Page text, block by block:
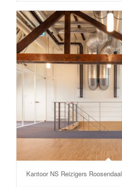
Kantoor NS Reizigers Roosendaal